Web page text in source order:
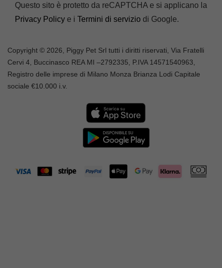
Questo sito è protetto da reCAPTCHA e si applicano la
Privacy Policy e i Termini di servizio di Google.
Copyright © 2026, Piggy Pet Srl tutti i diritti riservati, Via Fratelli
Cervi 4, Buccinasco REA MI –2792335 , P.IVA 14571540963,
Registro delle imprese di Milano Monza Brianza Lodi Capitale
sociale €10.000 i.v.